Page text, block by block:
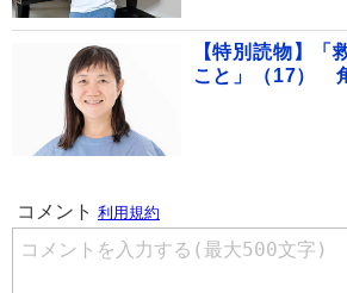
【特別読物】「
こと」（17）